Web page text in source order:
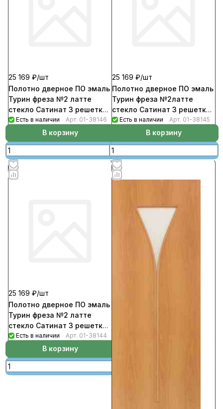
25 169 ₽/шт
Полотно дверное ПО эмаль
Турин фреза №2 латте
стекло Сатинат 3 решетка
Английская 800
Есть в наличии Арт. 01-38146
В корзину
25 169 ₽/шт
Полотно дверное ПО эмаль
Турин фреза №2латте
стекло Сатинат 3 решетка
Английская 700
Есть в наличии Арт. 01-38145
В корзину
25 169 ₽/шт
Полотно дверное ПО эмаль
Турин фреза №2 латте
стекло Сатинат 3 решетка
Английская 600
Есть в наличии Арт. 01-38144
В корзину